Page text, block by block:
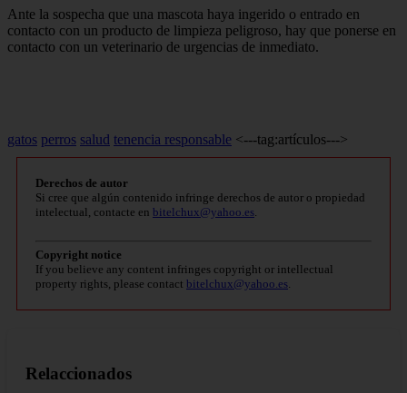
Ante la sospecha que una mascota haya ingerido o entrado en
contacto con un producto de limpieza peligroso, hay que ponerse en
contacto con un veterinario de urgencias de inmediato.
gatos perros salud tenencia responsable <---tag:artículos--->
Derechos de autor
Si cree que algún contenido infringe derechos de autor o propiedad
intelectual, contacte en bitelchux@yahoo.es.
Copyright notice
If you believe any content infringes copyright or intellectual
property rights, please contact bitelchux@yahoo.es.
Relaccionados